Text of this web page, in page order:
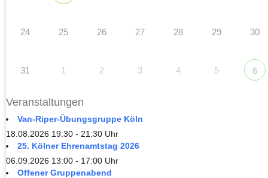
24 25 26 27 28 29 30
31 1 2 3 4 5 6
Veranstaltungen
Van-Riper-Übungsgruppe Köln
18.08.2026 19:30 - 21:30 Uhr
25. Kölner Ehrenamtstag 2026
06.09.2026 13:00 - 17:00 Uhr
Offener Gruppenabend